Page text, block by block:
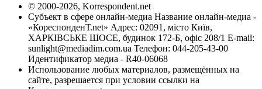
© 2000-2026, Korrespondent.net
Субъект в сфере онлайн-медиа Название онлайн-медиа -
«КореспонденТ.net» Адрес: 02091, місто Київ,
ХАРКІВСЬКЕ ШОСЕ, будинок 172-Б, офіс 208/1 E-mail:
sunlight@mediadim.com.ua Телефон: 044-205-43-00
Идентификатор медиа - R40-06068
Использование любых материалов, размещённых на
сайте, разрешается при условии ссылки на